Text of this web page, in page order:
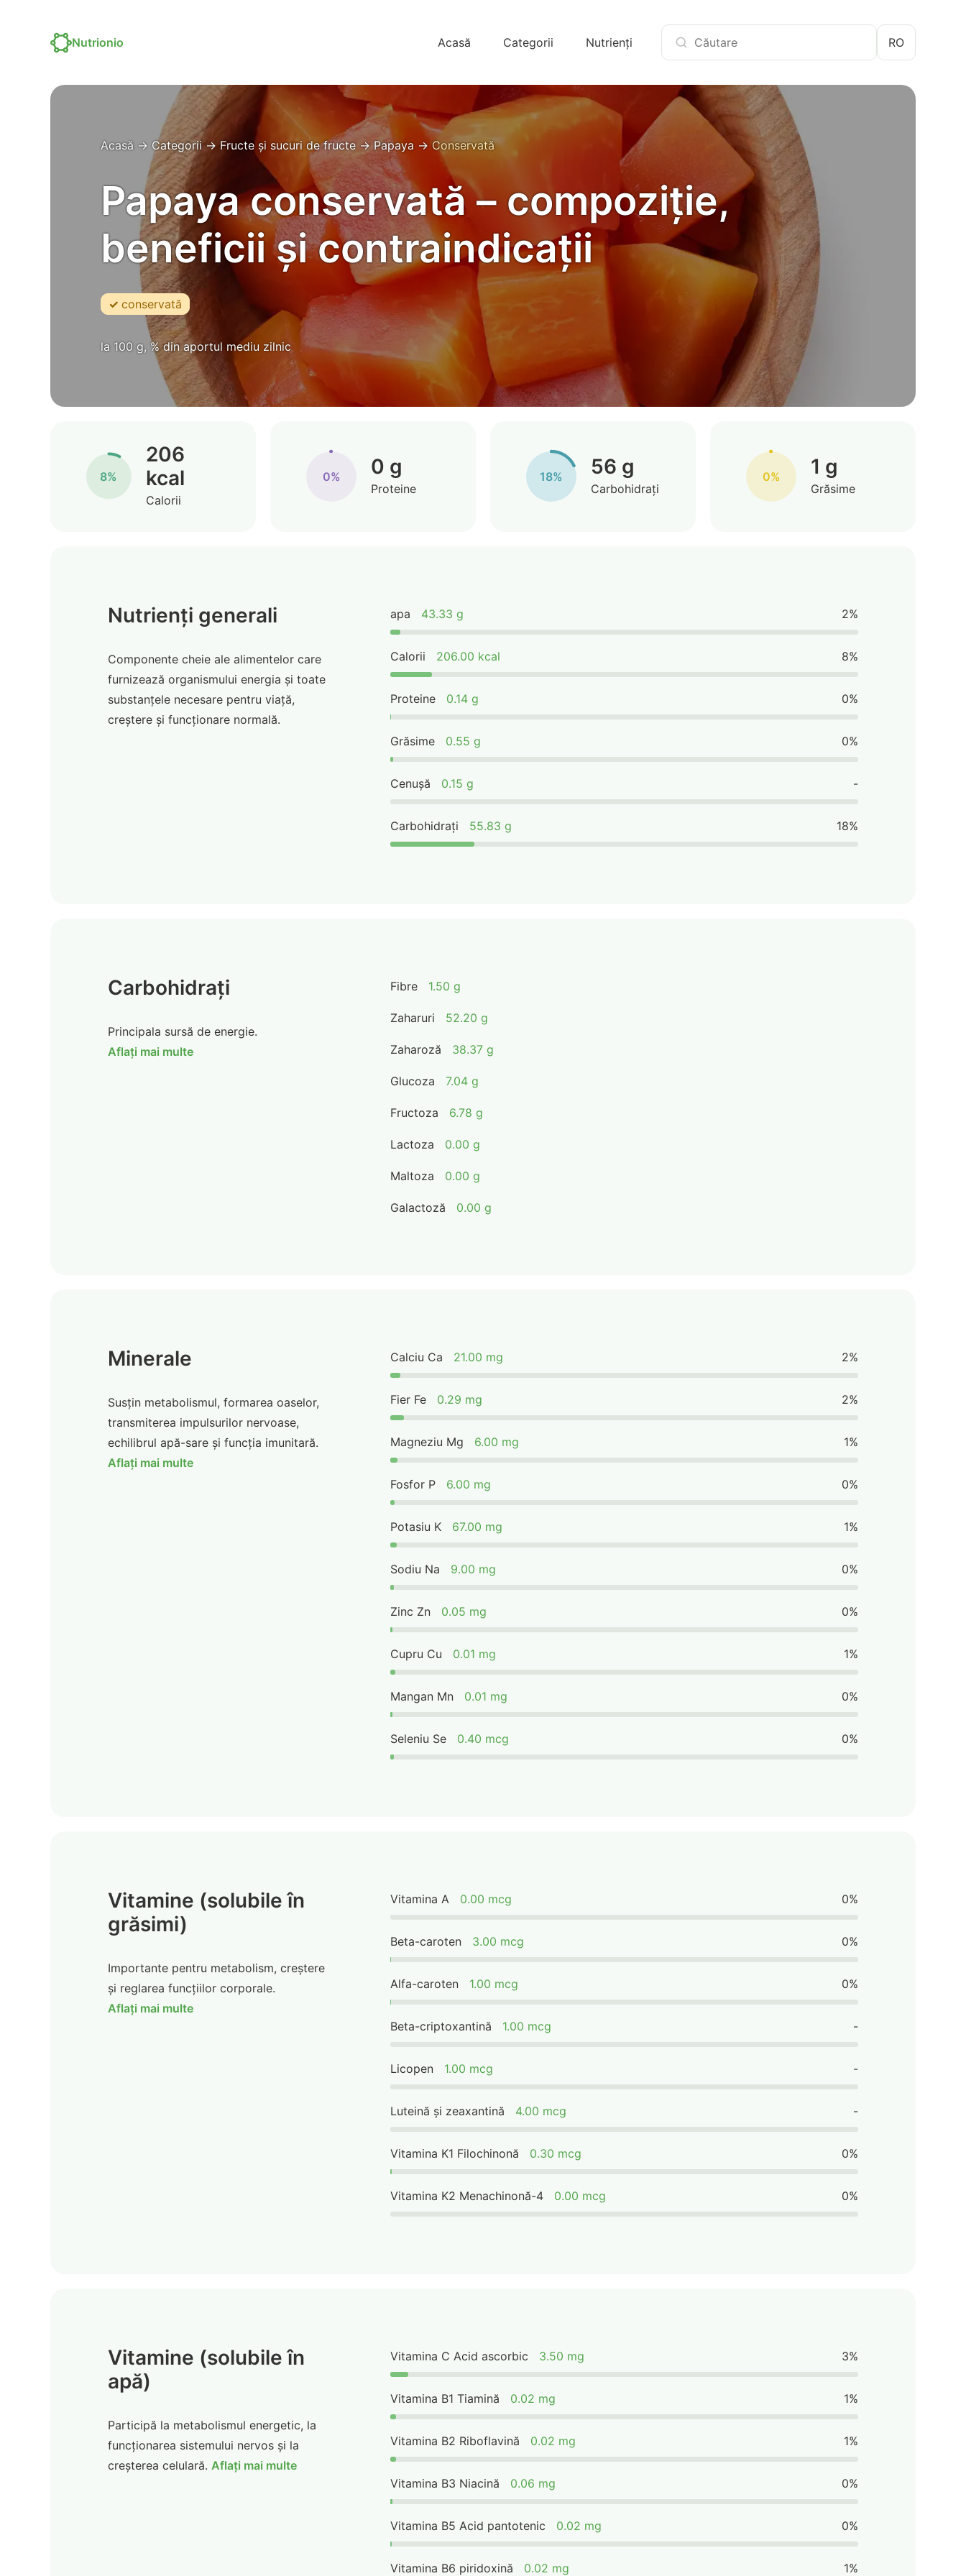
Nutrionio RO
Acasă Categorii Nutrienți
Acasă → Categorii →Fructe și sucuri de fructe →Papaya →Conservată
Papaya conservată – compoziție,
beneficii și contraindicații
conservată
la 100 g, % din aportul mediu zilnic
8%
206
kcal
Calorii
0% 0 g
Proteine
18% 56 g
Carbohidrați
0% 1 g
Grăsime
Nutrienți generali
Componente cheie ale alimentelor care
furnizează organismului energia și toate
substanțele necesare pentru viață,
creștere și funcționare normală.
apa 43.33 g 2%
Calorii 206.00 kcal 8%
Proteine 0.14 g 0%
Grăsime 0.55 g 0%
Cenușă 0.15 g -
Carbohidrați 55.83 g 18%
Carbohidrați
Principala sursă de energie.
Aflați mai multe
Fibre 1.50 g
Zaharuri 52.20 g
Zaharoză 38.37 g
Glucoza 7.04 g
Fructoza 6.78 g
Lactoza 0.00 g
Maltoza 0.00 g
Galactoză 0.00 g
Minerale
Susțin metabolismul, formarea oaselor,
transmiterea impulsurilor nervoase,
echilibrul apă-sare și funcția imunitară.
Aflați mai multe
Calciu Ca 21.00 mg 2%
Fier Fe 0.29 mg 2%
Magneziu Mg 6.00 mg 1%
Fosfor P 6.00 mg 0%
Potasiu K 67.00 mg 1%
Sodiu Na 9.00 mg 0%
Zinc Zn 0.05 mg 0%
Cupru Cu 0.01 mg 1%
Mangan Mn 0.01 mg 0%
Seleniu Se 0.40 mcg 0%
Vitamine (solubile în
grăsimi)
Importante pentru metabolism, creștere
și reglarea funcțiilor corporale.
Aflați mai multe
Vitamina A 0.00 mcg 0%
Beta-caroten 3.00 mcg 0%
Alfa-caroten 1.00 mcg 0%
Beta-criptoxantină 1.00 mcg -
Licopen 1.00 mcg -
Luteină și zeaxantină 4.00 mcg -
Vitamina K1 Filochinonă 0.30 mcg 0%
Vitamina K2 Menachinonă-4 0.00 mcg 0%
Vitamine (solubile în
apă)
Participă la metabolismul energetic, la
funcționarea sistemului nervos și la
creșterea celulară. Aflați mai multe
Vitamina C Acid ascorbic 3.50 mg 3%
Vitamina B1 Tiamină 0.02 mg 1%
Vitamina B2 Riboflavină 0.02 mg 1%
Vitamina B3 Niacină 0.06 mg 0%
Vitamina B5 Acid pantotenic 0.02 mg 0%
Vitamina B6 piridoxină 0.02 mg 1%